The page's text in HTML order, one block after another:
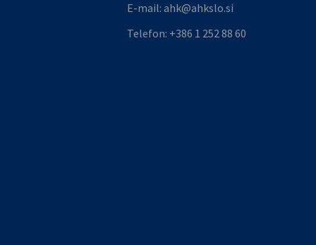
E-mail: ahk@ahkslo.si
Telefon: +386 1 252 88 60